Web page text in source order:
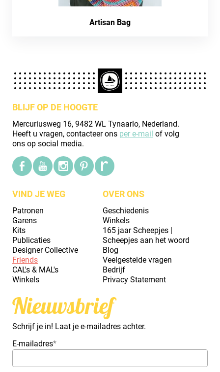
Artisan Bag
BLIJF OP DE HOOGTE
Mercuriusweg 16, 9482 WL Tynaarlo, Nederland.
Heeft u vragen, contacteer ons per e-mail of volg
ons op social media.
VIND JE WEG
Patronen
Garens
Kits
Publicaties
Designer Collective
Friends
CAL's & MAL's
Winkels
OVER ONS
Geschiedenis
Winkels
165 jaar Scheepjes |
Scheepjes aan het woord
Blog
Veelgestelde vragen
Bedrijf
Privacy Statement
Nieuwsbrief
Schrijf je in! Laat je e-mailadres achter.
E-mailadres*